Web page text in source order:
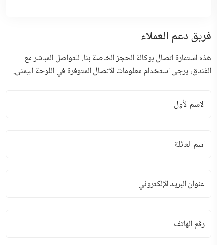
فريق دعم العملاء
هذه استمارة اتصال بوكالة الحجز الخاصة بنا. للتواصل المباشر مع
الفندق، يرجى استخدام معلومات الاتصال المتوفرة في اللوحة اليمنى.
الاسم الأول
اسم العائلة
عنوان البريد الإلكتروني
رقم الهاتف